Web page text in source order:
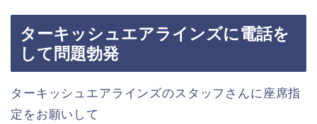
ターキッシュエアラインズに電話を
して問題勃発
ターキッシュエアラインズのスタッフさんに座席指
定をお願いして